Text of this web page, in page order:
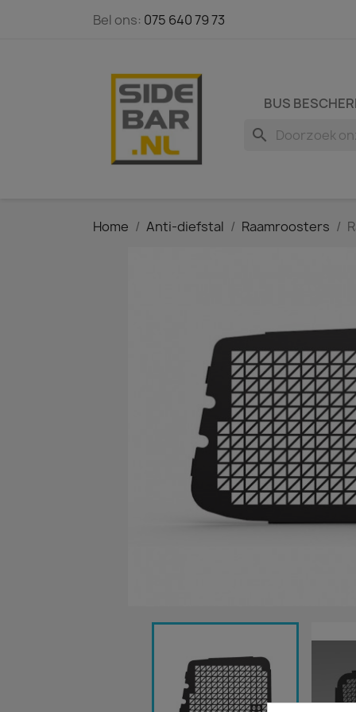
Bel ons: 075 640 79 73
BUS
search
Home Anti-diefstal Raamroosters